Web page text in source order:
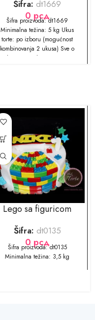
Šifra: dt1669
0 рсд
Šifra proizvoda: dt1669
Minimalna težina: 5 kg Ukus
torte: po izboru (mogućnost
kombinovanja 2 ukusa) Sve o
ukusima naših torti možete
Lego sa figuricom
Šifra: dt0135
0 рсд
​​Šifra proizvoda: dt0135
Minimalna težina: 3,5 kg